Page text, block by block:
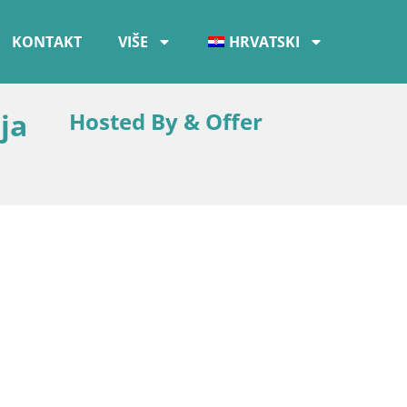
KONTAKT VIŠE HRVATSKI
Hosted By & Offer